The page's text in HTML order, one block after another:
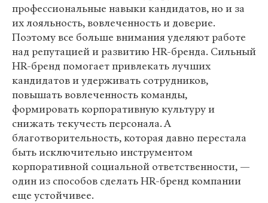
профессиональные навыки кандидатов, но и за
их лояльность, вовлеченность и доверие.
Поэтому все больше внимания уделяют работе
над репутацией и развитию HR-бренда. Сильный
HR-бренд помогает привлекать лучших
кандидатов и удерживать сотрудников,
повышать вовлеченность команды,
формировать корпоративную культуру и
снижать текучесть персонала. А
благотворительность, которая давно перестала
быть исключительно инструментом
корпоративной социальной ответственности, —
один из способов сделать HR-бренд компании
еще устойчивее.